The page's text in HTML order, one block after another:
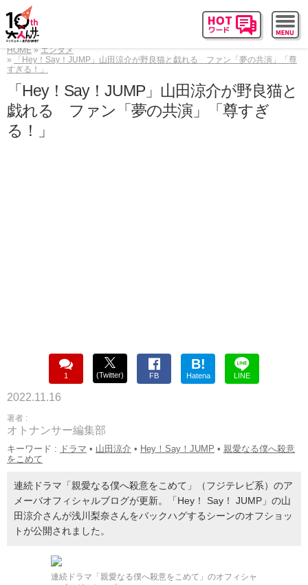
HOME
エンタメ
「Hey！Say！JUMP」山田涼介が野良猫と戯れる ファン「夢の共演」「尊
すぎる！」
「Hey！Say！JUMP」山田涼介が野良猫と
戯れる ファン「夢の共演」「尊すぎ
る！」
1 (Twitter) FB
B!
Hatena LINE
2022.11.16
著者 :
オトナンサー編集部
キーワード : ドラマ • 山田涼介 • Hey！Say！JUMP • 親愛なる僕へ殺意
をこめて
連続ドラマ「親愛なる僕へ殺意をこめて」（フジテレビ系）のア
メーバオフィシャルブログが更新。「Hey！ Say！ JUMP」の山
田涼介さんが浅川梨奈さんをバックハグするシーンのオフショッ
トが公開されました。
連続ドラマ「親愛なる僕へ殺意をこめて」のオフィシャ